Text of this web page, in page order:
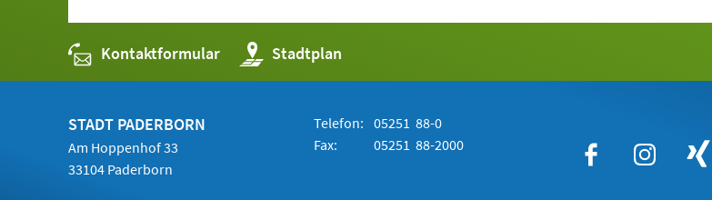
Kontaktformular Stadtplan
(Öffnet
in
einem
STADT PADERBORN
Am Hoppenhof 33
33104 Paderborn
Telefon: 05251 88-0
Fax:
05251 88-2000